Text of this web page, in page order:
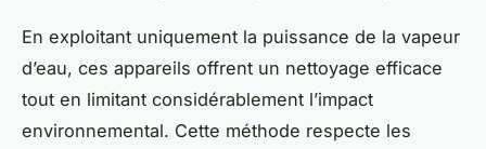
En exploitant uniquement la puissance de la vapeur
d’eau, ces appareils offrent un nettoyage efficace
tout en limitant considérablement l’impact
environnemental. Cette méthode respecte les